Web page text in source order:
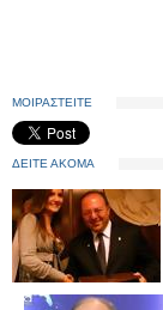
ΜΟΙΡΑΣΤΕΙΤΕ
ΔΕΙΤΕ ΑΚΟΜΑ